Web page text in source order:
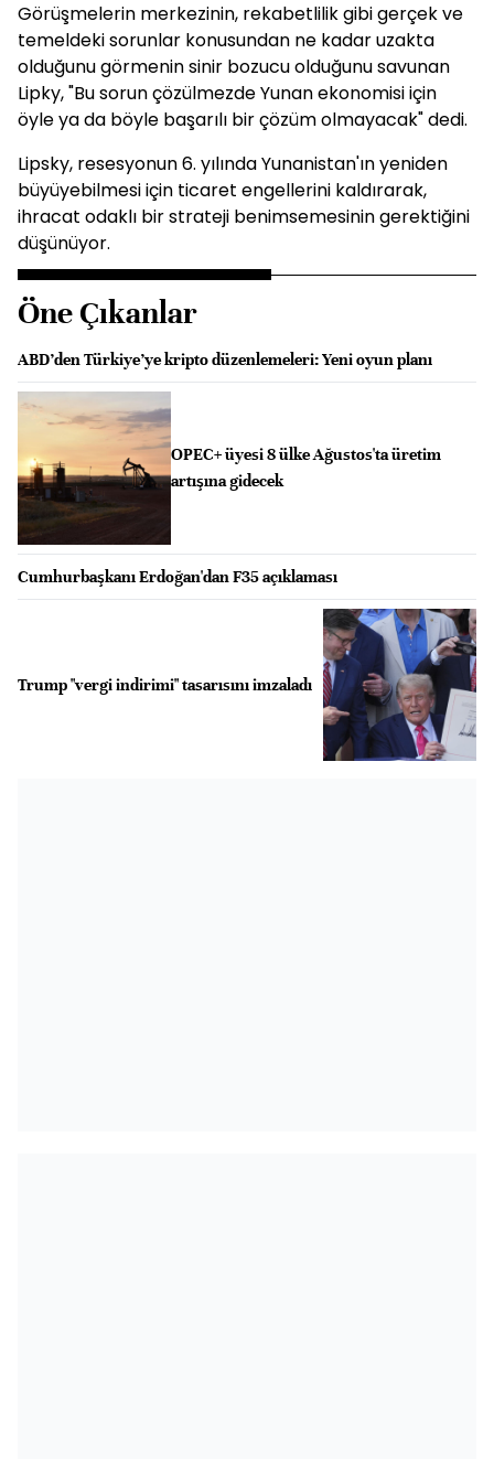
Görüşmelerin merkezinin, rekabetlilik gibi gerçek ve
temeldeki sorunlar konusundan ne kadar uzakta
olduğunu görmenin sinir bozucu olduğunu savunan
Lipky, "Bu sorun çözülmezde Yunan ekonomisi için
öyle ya da böyle başarılı bir çözüm olmayacak" dedi.
Lipsky, resesyonun 6. yılında Yunanistan'ın yeniden
büyüyebilmesi için ticaret engellerini kaldırarak,
ihracat odaklı bir strateji benimsemesinin gerektiğini
düşünüyor.
Öne Çıkanlar
ABD’den Türkiye’ye kripto düzenlemeleri: Yeni oyun planı
OPEC+ üyesi 8 ülke Ağustos'ta üretim
artışına gidecek
Cumhurbaşkanı Erdoğan'dan F35 açıklaması
Trump "vergi indirimi" tasarısını imzaladı